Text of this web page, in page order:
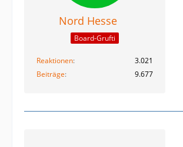
Nord Hesse
Board-Grufti
Reaktionen
3.021
Beiträge
9.677